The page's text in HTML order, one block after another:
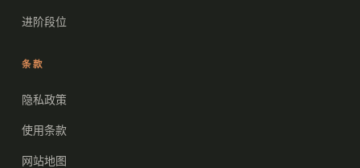
进阶段位
条款
隐私政策
使用条款
网站地图